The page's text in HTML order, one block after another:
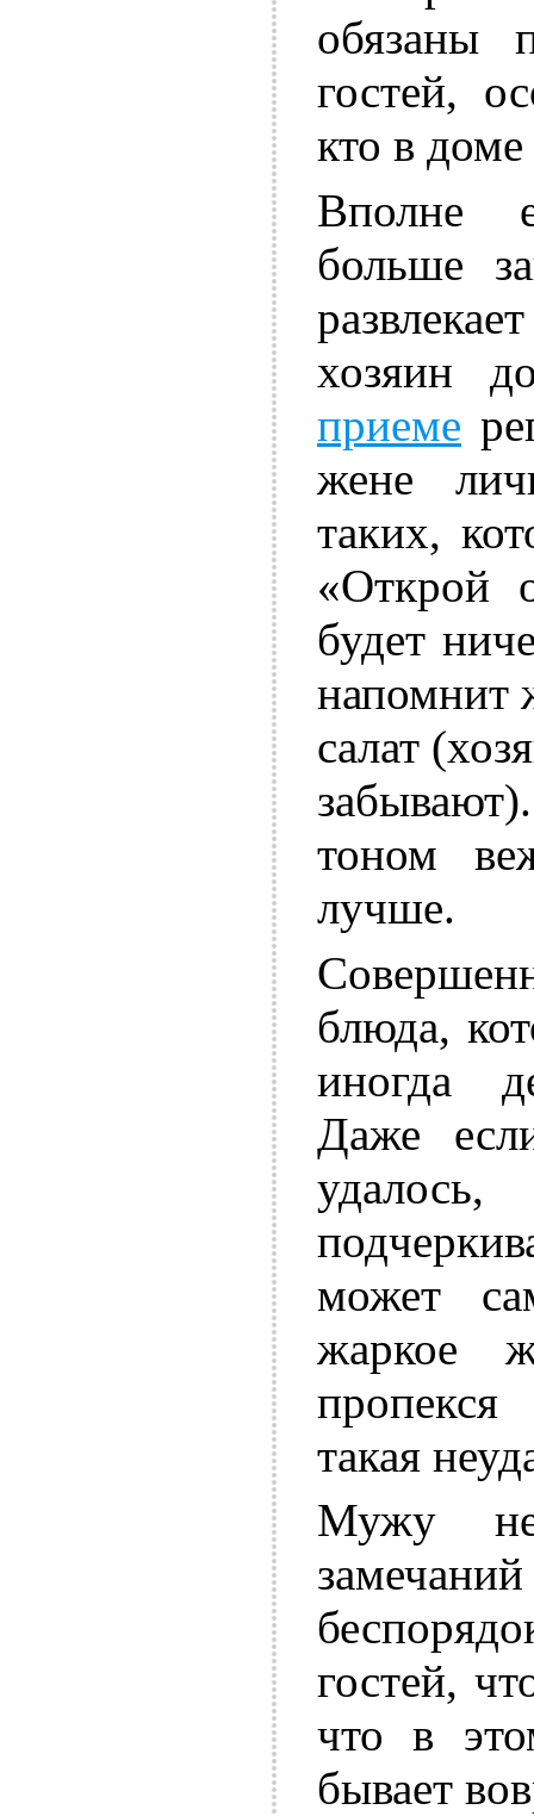
обязаны
гостей,
кто в
Вполне
больше
хозяин
приеме
жене
таких,
«Открой
будет
напомнит
салат
тоном
лучше.
блюда,
иногда
Даже
может
жаркое
такая
Мужу не
гостей,
что в
бывает